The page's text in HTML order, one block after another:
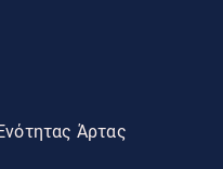
Άρτας